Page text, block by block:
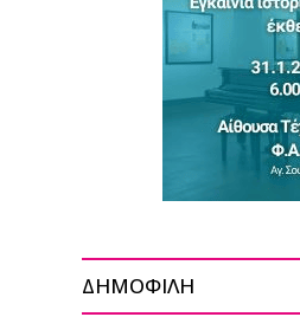
ΔΗΜΟΦΙΛΗ